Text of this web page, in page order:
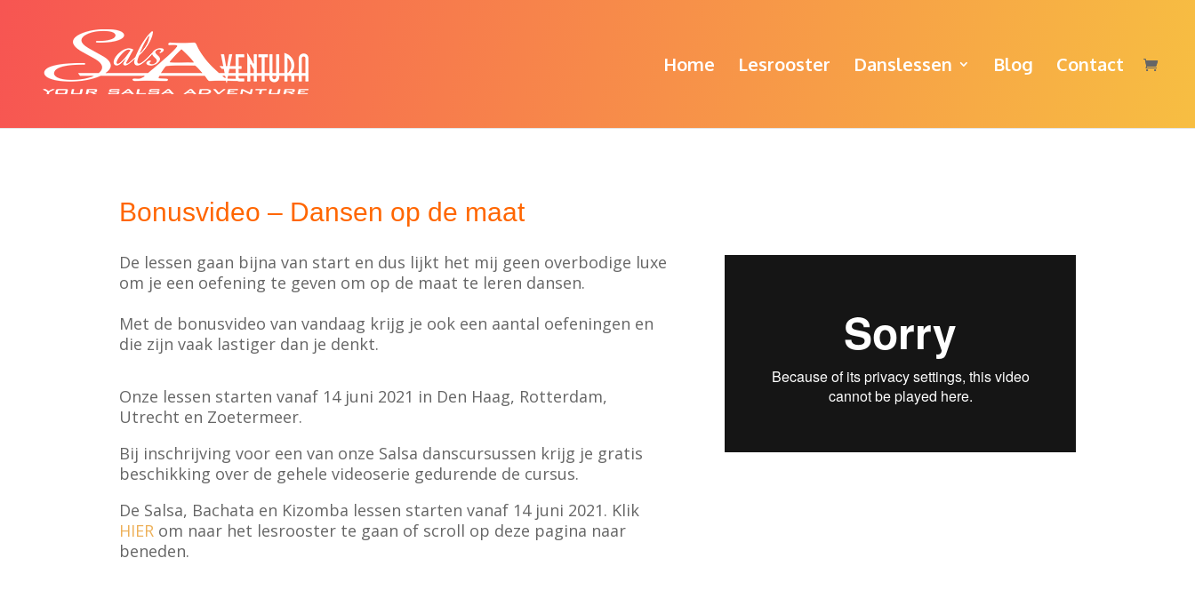
Home Lesrooster Danslessen Blog Contact
Bonusvideo – Dansen op de maat
De lessen gaan bijna van start en dus lijkt het mij geen overbodige luxe
om je een oefening te geven om op de maat te leren dansen.
Met de bonusvideo van vandaag krijg je ook een aantal oefeningen en
die zijn vaak lastiger dan je denkt.
Onze lessen starten vanaf 14 juni 2021 in Den Haag, Rotterdam,
Utrecht en Zoetermeer.
Bij inschrijving voor een van onze Salsa danscursussen krijg je gratis
beschikking over de gehele videoserie gedurende de cursus.
De Salsa, Bachata en Kizomba lessen starten vanaf 14 juni 2021. Klik
HIER om naar het lesrooster te gaan of scroll op deze pagina naar
beneden.